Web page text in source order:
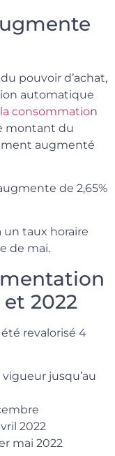
pouvoir d’achat,
automatique
consommation
montant du
augmenté
de 2,65%
un taux horaire
de mai.
et 2022
revalorisé 4
vigueur jusqu’au
2022
mai 2022